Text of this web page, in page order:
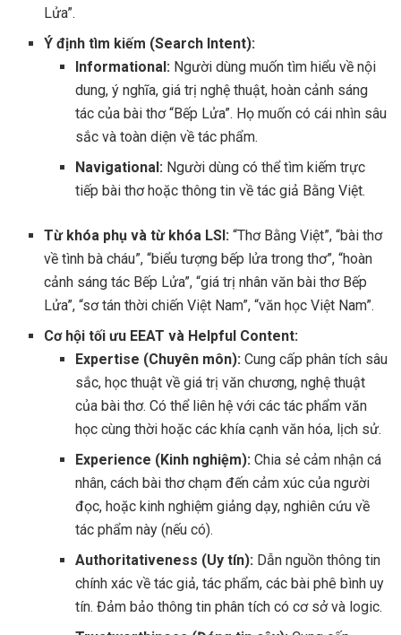
Lửa”.
Ý định tìm kiếm (Search Intent):
Informational:Người dùng muốn tìm hiểu về nội
dung, ý nghĩa, giá trị nghệ thuật, hoàn cảnh sáng
tác của bài thơ “Bếp Lửa”. Họ muốn có cái nhìn sâu
sắc và toàn diện về tác phẩm.
Navigational:Người dùng có thể tìm kiếm trực
tiếp bài thơ hoặc thông tin về tác giả Bằng Việt.
Từ khóa phụ và từ khóa LSI: “Thơ Bằng Việt”, “bài thơ
về tình bà cháu”, “biểu tượng bếp lửa trong thơ”, “hoàn
cảnh sáng tác Bếp Lửa”, “giá trị nhân văn bài thơ Bếp
Lửa”, “sơ tán thời chiến Việt Nam”, “văn học Việt Nam”.
Cơ hội tối ưu EEAT và Helpful Content:
Expertise (Chuyên môn):Cung cấp phân tích sâu
sắc, học thuật về giá trị văn chương, nghệ thuật
của bài thơ. Có thể liên hệ với các tác phẩm văn
học cùng thời hoặc các khía cạnh văn hóa, lịch sử.
Experience (Kinh nghiệm):Chia sẻ cảm nhận cá
nhân, cách bài thơ chạm đến cảm xúc của người
đọc, hoặc kinh nghiệm giảng dạy, nghiên cứu về
tác phẩm này (nếu có).
Authoritativeness (Uy tín):Dẫn nguồn thông tin
chính xác về tác giả, tác phẩm, các bài phê bình uy
tín. Đảm bảo thông tin phân tích có cơ sở và logic.